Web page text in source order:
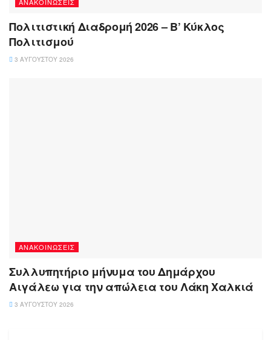
Πολιτιστική Διαδρομή 2026 – Β’ Κύκλος
Πολιτισμού
3 ΑΥΓΟΎΣΤΟΥ 2026
ΑΝΑΚΟΙΝΏΣΕΙΣ
Συλλυπητήριο μήνυμα του Δημάρχου
Αιγάλεω για την απώλεια του Λάκη Χαλκιά
3 ΑΥΓΟΎΣΤΟΥ 2026